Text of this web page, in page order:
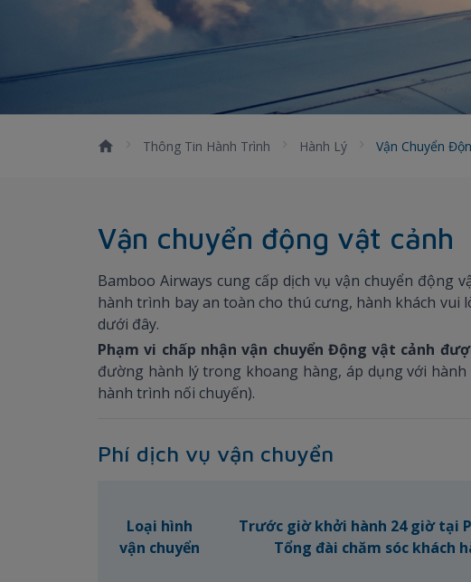
Thông Tin Hành Trình Hành Lý Vận Chuyển
Vận chuyển động vật cảnh
Bamboo Airways cung cấp dịch vụ vận chuyển động
hành trình bay an toàn cho thú cưng, hành khách vui
dưới đây.
Phạm vi chấp nhận vận chuyển Động vật cảnh
đường hành lý trong khoang hàng, áp dụng với
hành trình nối chuyến).
Phí dịch vụ vận chuyển
Loại hình
vận chuyển
Trước giờ khởi hành 24 giờ tại
Tổng đài chăm sóc khách